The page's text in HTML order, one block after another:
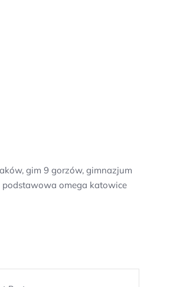
gim 9 gorzów, gimnazjum
podstawowa omega katowice